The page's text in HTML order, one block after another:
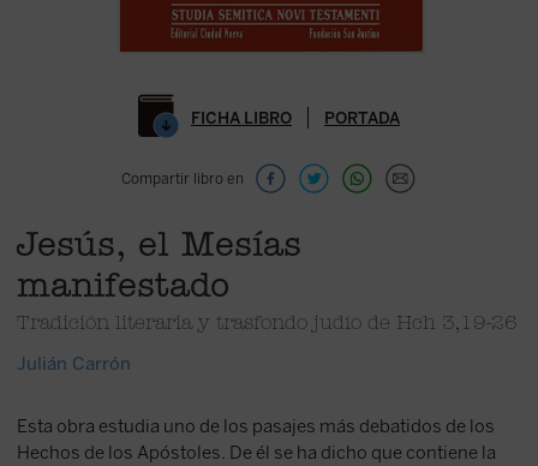
FICHA LIBRO PORTADA
Compartir libro en
Jesús, el Mesías
manifestado
Tradición literaria y trasfondo judío de Hch 3,19-26
Julián Carrón
Esta obra estudia uno de los pasajes más debatidos de los
Hechos de los Apóstoles. De él se ha dicho que contiene la